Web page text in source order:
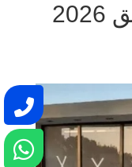
أفضل الملاحق ملاحق 2026